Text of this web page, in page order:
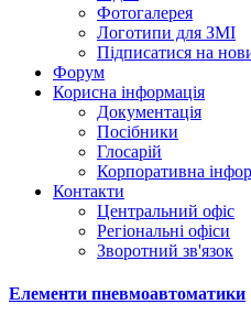
Фотогалерея
Логотипи для ЗМІ
Підписатися на
Форум
Корисна інформація
Документація
Посібники
Глосарій
Корпоративна
Контакти
Центральний офіс
Регіональні офіси
Зворотний зв'язок
Елементи пневмоавтоматики